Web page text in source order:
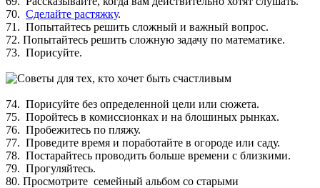
70. Сделайте растяжку.
71. Попытайтесь решить сложный и важный вопрос.
72. Попытайтесь решить сложную задачу по математике.
73. Порисуйте.
74. Порисуйте без определенной цели или сюжета.
75. Поройтесь в комиссионках и на блошиных рынках.
76. Пробежитесь по пляжу.
77. Проведите время и поработайте в огороде или саду.
78. Постарайтесь проводить больше времени с близкими.
79. Прогуляйтесь.
80. Просмотрите семейный альбом со старыми